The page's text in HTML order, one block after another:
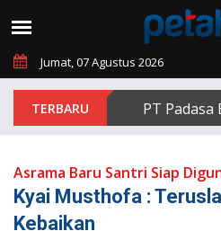
Jumat, 07 Agustus 2026
PT Padasa
Asrama Baru Santri Siap
Kyai Musthofa :
Kebaikan